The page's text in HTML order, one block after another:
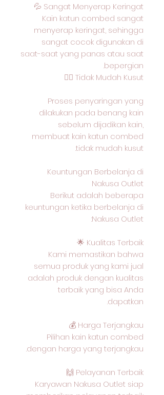
Sangat Menyerap Keringat 💦
Kain katun combed sangat
menyerap keringat, sehingga
sangat cocok digunakan di
saat-saat yang panas atau saat
bepergian.
Tidak Mudah Kusut 🙅‍♂️
Proses penyaringan yang
dilakukan pada benang kain
sebelum dijadikan kain,
membuat kain katun combed
tidak mudah kusut.
Keuntungan Berbelanja di
Nakusa Outlet
Berikut adalah beberapa
keuntungan ketika berbelanja di
Nakusa Outlet:
Kualitas Terbaik 🌟
Kami memastikan bahwa
semua produk yang kami jual
adalah produk dengan kualitas
terbaik yang bisa Anda
dapatkan.
Harga Terjangkau 💰
Pilihan kain katun combed
dengan harga yang terjangkau.
Pelayanan Terbaik 🙌
Karyawan Nakusa Outlet siap